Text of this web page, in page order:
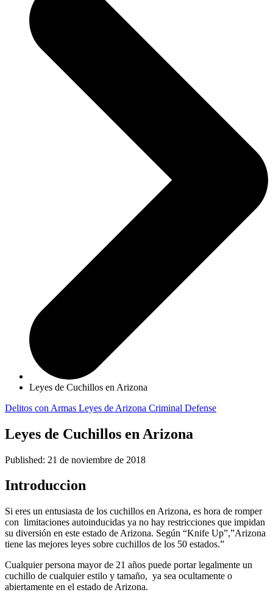
Leyes de Cuchillos en Arizona
Delitos con Armas Leyes de Arizona Criminal Defense
Leyes de Cuchillos en Arizona
Published: 21 de noviembre de 2018
Introduccion
Si eres un entusiasta de los cuchillos en Arizona, es hora de romper
con limitaciones autoinducidas ya no hay restricciones que impidan
su diversión en este estado de Arizona. Según “Knife Up”,”Arizona
tiene las mejores leyes sobre cuchillos de los 50 estados.”
Cualquier persona mayor de 21 años puede portar legalmente un
cuchillo de cualquier estilo y tamaño, ya sea ocultamente o
abiertamente en el estado de Arizona.